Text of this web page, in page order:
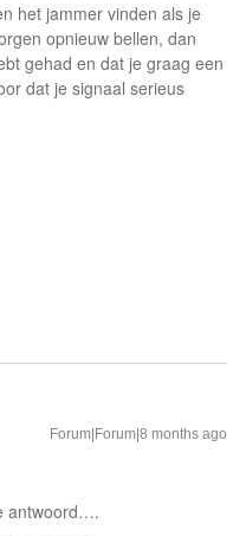
het jammer vinden als je
opnieuw bellen, dan
gehad en dat je graag een
dat je signaal serieus
Forum|Forum|8 months ago
antwoord….